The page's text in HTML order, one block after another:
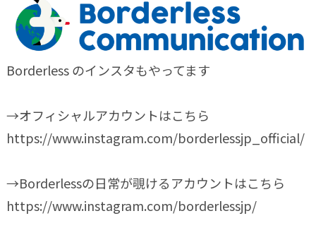
Borderless のインスタもやってます
→オフィシャルアカウントはこちら
https://www.instagram.com/borderlessjp_official/
→Borderlessの日常が覗けるアカウントはこちら
https://www.instagram.com/borderlessjp/